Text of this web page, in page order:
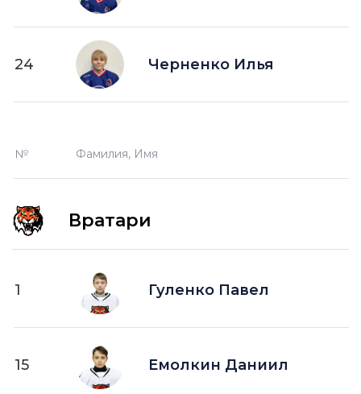
24 Черненко Илья
№ Фамилия, Имя
Вратари
1 Гуленко Павел
15 Емолкин Даниил